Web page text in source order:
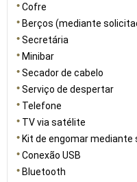
Cofre
Berços (mediante
Secretária
Minibar
Secador de cabelo
Serviço de despertar
Telefone
TV via satélite
Kit de engomar mediante
Conexão USB
Bluetooth